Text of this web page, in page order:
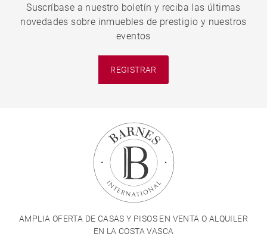
Suscríbase a nuestro boletín y reciba las últimas
novedades sobre inmuebles de prestigio y nuestros
eventos
REGISTRAR
AMPLIA OFERTA DE CASAS Y PISOS EN VENTA O ALQUILER
EN LA COSTA VASCA